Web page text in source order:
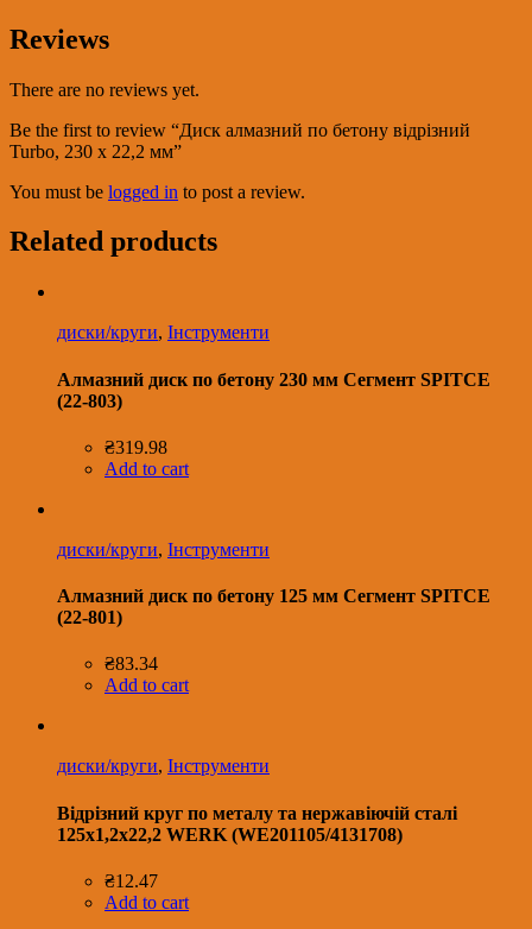
Reviews
There are no reviews yet.
Be the first to review “Диск алмазний по бетону відрізний
Turbo, 230 х 22,2 мм”
You must be logged in to post a review.
Related products
диски/круги, Інструменти
Алмазний диск по бетону 230 мм Сегмент SPITCE
(22-803)
₴319.98
Add to cart
диски/круги, Інструменти
Алмазний диск по бетону 125 мм Сегмент SPITCE
(22-801)
₴83.34
Add to cart
диски/круги, Інструменти
Відрізний круг по металу та нержавіючій сталі
125х1,2х22,2 WERK (WE201105/4131708)
₴12.47
Add to cart